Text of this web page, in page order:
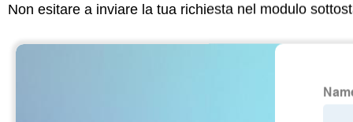
Non esitare a inviare la tua richiesta nel modulo